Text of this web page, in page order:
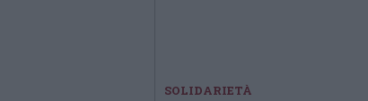
SOLIDARIETÀ